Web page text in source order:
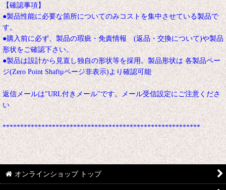
【確認事項】
●製品性能に必要な箇所についてのみコストを集中させている製品で
す。
●購入前に必ず、製品の瑕疵・免責情報 (返品・交換について)や製品
形状をご確認下さい。
●製品は設計から見直し独自の形状等を採用。製品形状は 各製品ペー
ジ(Zero Point Shaftμページ非表示)より確認可能
返信メールは"URL付きメール"です。メール受信設定にご注意くださ
い
********************************************************
オンラインショップ トップ